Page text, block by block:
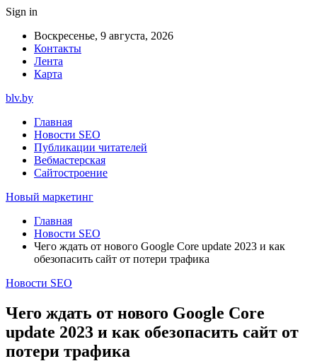
Sign in
Воскресенье, 9 августа, 2026
Контакты
Лента
Карта
blv.by
Главная
Новости SEO
Публикации читателей
Вебмастерская
Сайтостроение
Новый маркетинг
Главная
Новости SEO
Чего ждать от нового Google Core update 2023 и как
обезопасить сайт от потери трафика
Новости SEO
Чего ждать от нового Google Core
update 2023 и как обезопасить сайт от
потери трафика